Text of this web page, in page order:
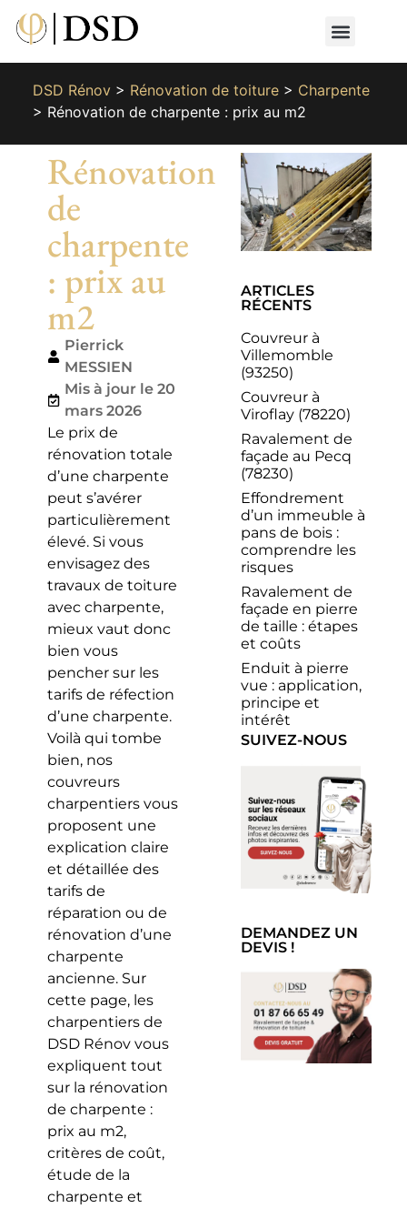
DSD Rénov> Rénovation de toiture> Charpente
> Rénovation de charpente : prix au m2
Rénovation
de
charpente
: prix au
m2
Pierrick
MESSIEN
Mis à jour le 20
mars 2026
Le prix de
rénovation totale
d’une charpente
peut s’avérer
particulièrement
élevé. Si vous
envisagez des
travaux de toiture
avec charpente,
mieux vaut donc
bien vous
pencher sur les
tarifs de réfection
d’une charpente.
Voilà qui tombe
bien, nos
couvreurs
charpentiers vous
proposent une
explication claire
et détaillée des
tarifs de
réparation ou de
rénovation d’une
charpente
ancienne. Sur
cette page, les
charpentiers de
DSD Rénov vous
expliquent tout
sur la rénovation
de charpente :
prix au m2,
critères de coût,
étude de la
charpente et
ARTICLES
RÉCENTS
Couvreur à
Villemomble
(93250)
Couvreur à
Viroflay (78220)
Ravalement de
façade au Pecq
(78230)
Effondrement
d’un immeuble à
pans de bois :
comprendre les
risques
Ravalement de
façade en pierre
de taille : étapes
et coûts
Enduit à pierre
vue : application,
principe et
intérêt
SUIVEZ-NOUS
DEMANDEZ UN
DEVIS !